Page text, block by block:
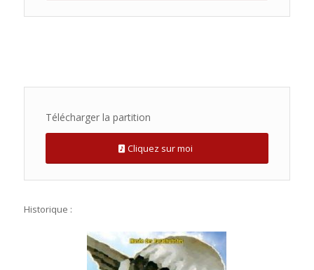
Télécharger la partition
Cliquez sur moi
Historique :